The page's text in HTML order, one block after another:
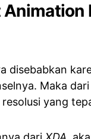
disebabkan
Maka
yang